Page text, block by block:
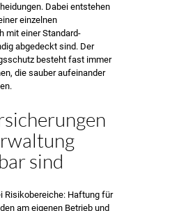
Dabei entstehen
einzelnen
mit einer Standard-
abgedeckt sind. Der
besteht fast immer
die sauber aufeinander
sind
Risikobereiche: Haftung für
am eigenen Betrieb und